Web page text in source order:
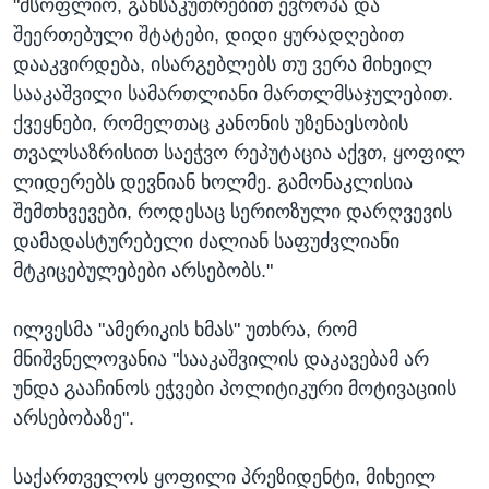
"მსოფლიო, განსაკუთრებით ევროპა და
შეერთებული შტატები, დიდი ყურადღებით
დააკვირდება, ისარგებლებს თუ ვერა მიხეილ
სააკაშვილი სამართლიანი მართლმსაჯულებით.
ქვეყნები, რომელთაც კანონის უზენაესობის
თვალსაზრისით საეჭვო რეპუტაცია აქვთ, ყოფილ
ლიდერებს დევნიან ხოლმე. გამონაკლისია
შემთხვევები, როდესაც სერიოზული დარღვევის
დამადასტურებელი ძალიან საფუძვლიანი
მტკიცებულებები არსებობს."
ილვესმა "ამერიკის ხმას" უთხრა, რომ
მნიშვნელოვანია "სააკაშვილის დაკავებამ არ
უნდა გააჩინოს ეჭვები პოლიტიკური მოტივაციის
არსებობაზე".
საქართველოს ყოფილი პრეზიდენტი, მიხეილ